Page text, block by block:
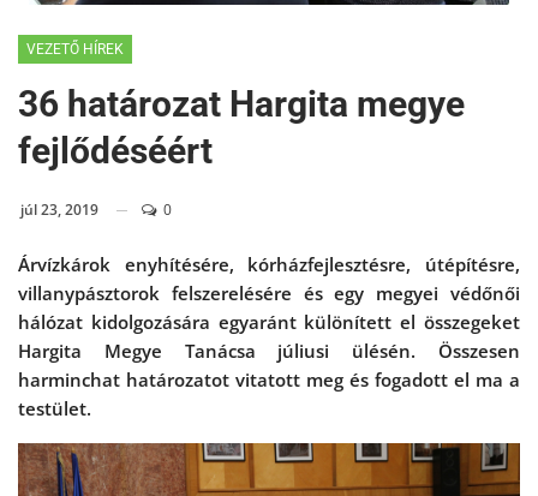
VEZETŐ HÍREK
36 határozat Hargita megye
fejlődéséért
júl 23, 2019 0
Árvízkárok enyhítésére, kórházfejlesztésre, útépítésre,
villanypásztorok felszerelésére és egy megyei védőnői
hálózat kidolgozására egyaránt különített el összegeket
Hargita Megye Tanácsa júliusi ülésén. Összesen
harminchat határozatot vitatott meg és fogadott el ma a
testület.